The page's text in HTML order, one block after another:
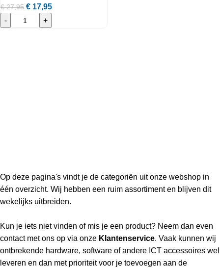
€27,95 € 17,95
-
+
Op deze pagina's vindt je de categoriën uit onze webshop in
één overzicht. Wij hebben een ruim assortiment en blijven dit
wekelijks uitbreiden.
Kun je iets niet vinden of mis je een product? Neem dan even
contact met ons op via onze Klantenservice. Vaak kunnen wij
ontbrekende hardware, software of andere ICT accessoires wel
leveren en dan met prioriteit voor je toevoegen aan de